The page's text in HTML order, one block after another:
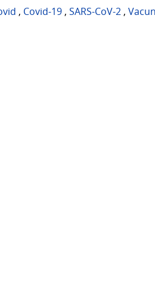
, Covid-19, SARS-CoV-2,